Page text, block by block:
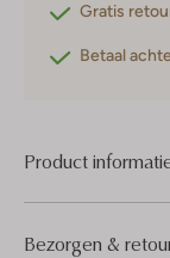
Gratis
Betaal
Product
Bezorgen &